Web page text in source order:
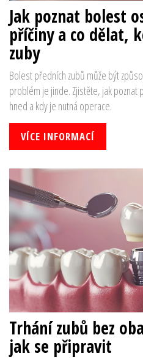
Jak poznat bolest
příčiny a co dělat,
zuby
Bolest předních zubů může být
problém je jinde. Zjistěte, jak poznat
hned a kdy je nutná operace.
VÍCE INFORMACÍ
Trhání zubů bez
jak se připravit